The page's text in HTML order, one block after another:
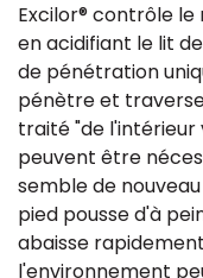
Excilor® contrôle
en acidifiant le lit
de pénétration
pénètre et
traité "de l'intérieur
peuvent être
semble de
pied pousse d'à
abaisse
l'environnement